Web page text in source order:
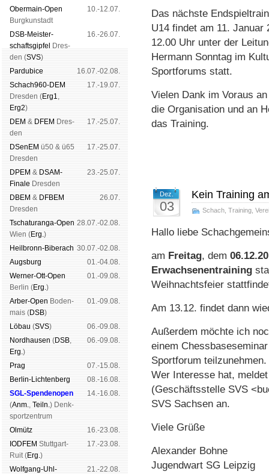
Ober­main-Open
Burg­kun­stadt
10.-12.07.
DSB-Meister­
schafts­gipfel
Dres­
den (SVS)
16.-26.07.
Pardu­bice
16.07.-02.08.
Schach960-DEM
Dres­den (Erg1,
Erg2)
17.-19.07.
DEM & DFEM Dres­
den
17.-25.07.
DSenEM ü50 & ü65
Dres­den
17.-25.07.
DPEM & DSAM-
Finale Dres­den
23.-25.07.
DBEM & DFBEM
Dres­den
26.07.
Tschaturanga-Open
Wien (Erg.)
28.07.-02.08.
Heil­bronn-Bi­ber­ach 30.07.-02.08.
Augs­burg
01.-04.08.
Werner-Ott-Open
Ber­lin (Erg.)
01.-09.08.
Arber-Open Boden­
mais (DSB)
01.-09.08.
Lö­bau (SVS)
06.-09.08.
Nord­hau­sen (DSB,
Erg.)
06.-09.08.
Prag
07.-15.08.
Berlin-Lich­ten­berg
08.-16.08.
SGL-Spenden­open
(Anm., Teiln.) Denk­
sport­zen­trum
14.-16.08.
Ol­mütz
16.-23.08.
IODFEM Stutt­gart-
Ruit (Erg.)
17.-23.08.
Wolf­gang-Uhl­ 21.-22.08.
Das nächste
U14 findet am 11. Januar
12.00 Uhr unter der
Hermann Sonntag im
Sportforums statt.
Vielen Dank im Voraus
die Organisation und an
das Training.
Dez.
03
Kein Training
Schach Training
Hallo liebe
am Freitag, dem
Erwachsenentraining
Weihnachtsfeier
Am 13.12. findet dann
Außerdem möchte ich
einem
Sportforum
Wer Interesse hat,
(Geschäftsstelle SVS
SVS Sachsen an.
Viele Grüße
Alexander Bohne
Jugendwart SG Leipzig